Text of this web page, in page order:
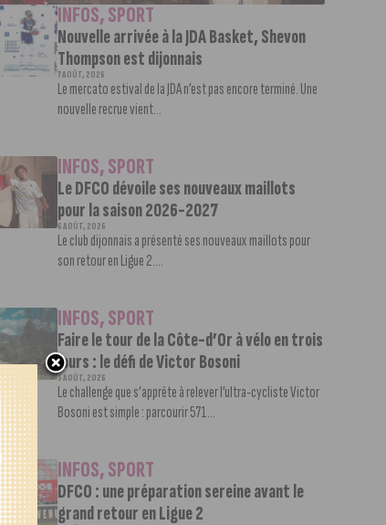
INFOS,SPORT
Nouvelle arrivée à la JDA Basket, Shevon
Thompson est dijonnais
7 AOÛT, 2026
Le mercato estival de la JDA n’est pas encore terminé. Une
nouvelle recrue vient...
INFOS,SPORT
Le DFCO dévoile ses nouveaux maillots
pour la saison 2026-2027
6 AOÛT, 2026
Le club dijonnais a présenté ses nouveaux maillots pour
son retour en Ligue 2....
INFOS,SPORT
Faire le tour de la Côte-d’Or à vélo en trois
jours : le défi de Victor Bosoni
5 AOÛT, 2026
Le challenge que s’apprête à relever l’ultra-cycliste Victor
Bosoni est simple : parcourir 571...
INFOS,SPORT
DFCO : une préparation sereine avant le
grand retour en Ligue 2